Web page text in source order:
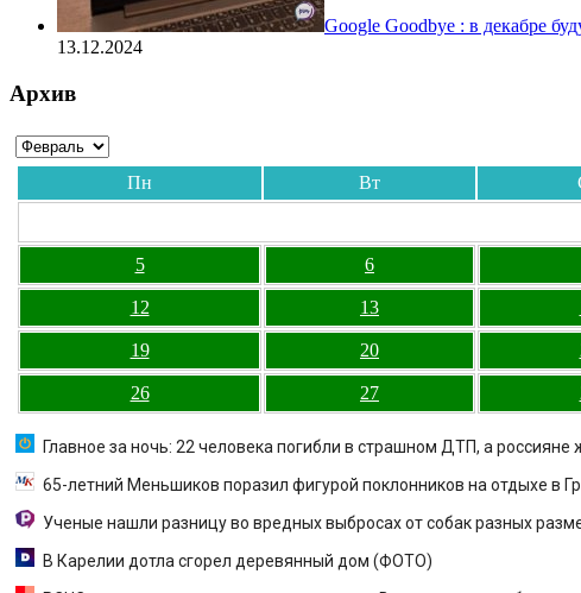
Google Goodbye : в декабре
13.12.2024
Архив
Пн Вт
5 6
12 13
19 20
26 27
Главное за ночь: 22 человека погибли в страшном ДТП, а
65-летний Меньшиков поразил фигурой поклонников на отдыхе в
Ученые нашли разницу во вредных выбросах от собак разных
В Карелии дотла сгорел деревянный дом (ФОТО)